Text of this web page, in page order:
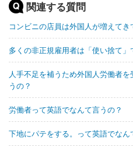
関連する質問
コンビニの店員は外国人が増えて
多くの非正規雇用者は「使い捨て
人手不足を補うため外国人労働者
うの？
労働者って英語でなんて言うの？
下地にパテをする。って英語でなん